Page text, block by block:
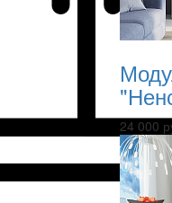
24 000